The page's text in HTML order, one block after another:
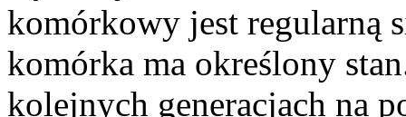
komórkowy jest regularną
komórka ma określony
kolejnych generacjach na